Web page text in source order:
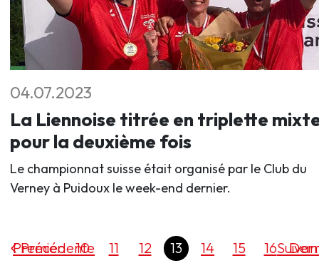
04.07.2023
La Liennoise titrée en triplette
pour la deuxième fois
Le championnat suisse était organisé par le Club du
Verney à Puidoux le week-end dernier.
Précédente
Premier 10 11 12 13 14 15 16